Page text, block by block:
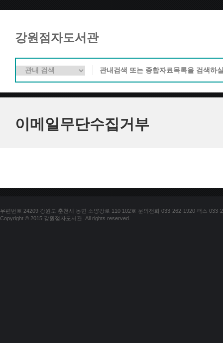
강원점자도서관
이메일무단수집거부
우편번호 24209 강원도 춘천시 동면 소양강로 110 102호 문의전화 033-262-1920 팩스 033-
Copyright © 2015 강원점자도서관. All rights reserved.